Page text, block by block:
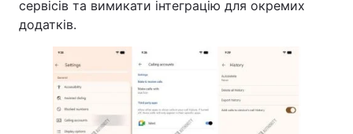
сервісів та вимикати інтеграцію для окремих
додатків.